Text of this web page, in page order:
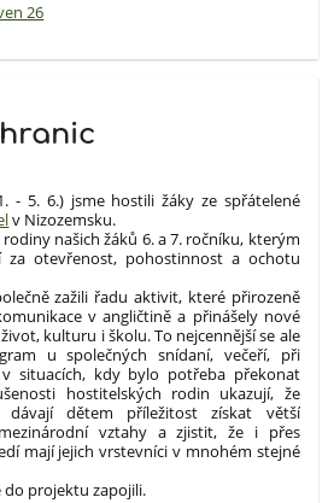
26
- 5. 6.) jsme hostili žáky ze spřátelené
v Nizozemsku.
našich žáků 6. a 7. ročníku, kterým
za otevřenost, pohostinnost a ochotu
zažili řadu aktivit, které přirozeně
v angličtině a přinášely nové
kulturu i školu. To nejcennější se ale
u společných snídaní, večeří, při
situacích, kdy bylo potřeba překonat
hostitelských rodin ukazují, že
dávají dětem příležitost získat větší
vztahy a zjistit, že i přes
mají jejich vrstevníci v mnohém stejné
do projektu zapojili.